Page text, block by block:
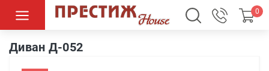
0
Диван Д-052
Диван Д-052